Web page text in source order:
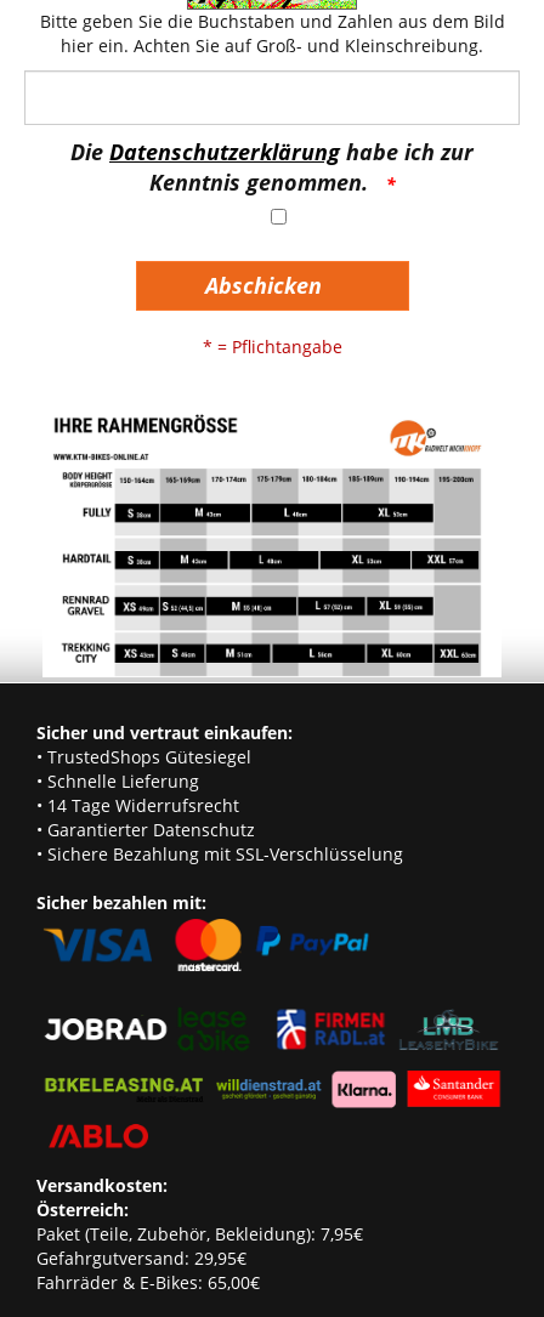
Bitte geben Sie die Buchstaben und Zahlen aus dem Bild
hier ein. Achten Sie auf Groß- und Kleinschreibung.
Die Datenschutzerklärunghabe ich zur
Kenntnis genommen.
Abschicken
* = Pflichtangabe
Sicher und vertraut einkaufen:
• TrustedShops Gütesiegel
• Schnelle Lieferung
• 14 Tage Widerrufsrecht
• Garantierter Datenschutz
• Sichere Bezahlung mit SSL-Verschlüsselung
Sicher bezahlen mit:
Versandkosten:
Österreich:
Paket (Teile, Zubehör, Bekleidung): 7,95€
Gefahrgutversand: 29,95€
Fahrräder & E-Bikes: 65,00€